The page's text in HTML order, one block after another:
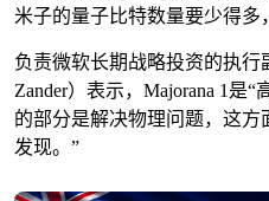
米子的量子比特数量要少得多
负责微软长期战略投资的执行
Zander）表示，Majorana 1是
的部分是解决物理问题，这
发现。”